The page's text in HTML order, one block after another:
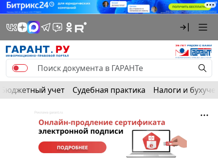
Бюджетный учет Судебная практика Налоги и